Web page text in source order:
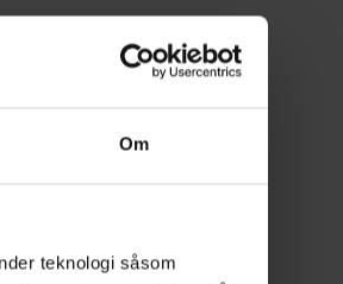
Om
teknologi såsom